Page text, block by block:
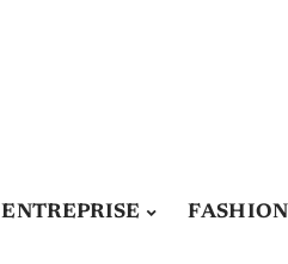
ENTREPRISE FASHION